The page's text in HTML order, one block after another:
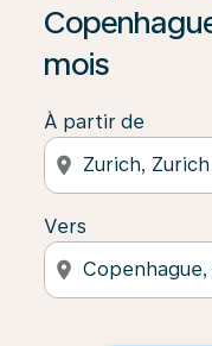
mois
À partir de
location_on
Vers
location_on